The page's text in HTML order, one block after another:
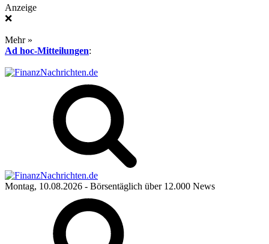
Anzeige
❌
Mehr »
Ad hoc-Mitteilungen:
Montag, 10.08.2026 - Börsentäglich über 12.000 News